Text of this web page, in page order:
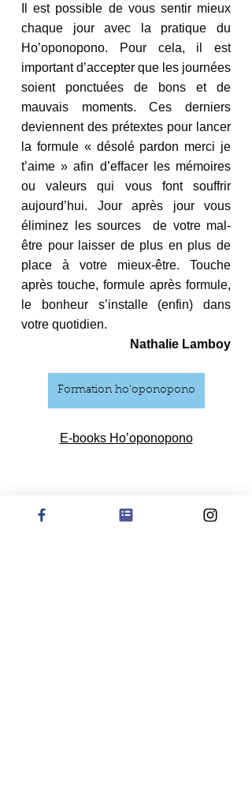
Il est possible de vous sentir mieux
chaque jour avec la pratique du
Ho’oponopono. Pour cela, il est
important d’accepter que les journées
soient ponctuées de bons et de
mauvais moments. Ces derniers
deviennent des prétextes pour lancer
la formule « désolé pardon merci je
t’aime » afin d’effacer les mémoires
ou valeurs qui vous font souffrir
aujourd’hui. Jour après jour vous
éliminez les sources  de votre mal-
être pour laisser de plus en plus de
place à votre mieux-être. Touche
après touche, formule après formule,
le bonheur s’installe (enfin) dans
votre quotidien.
Nathalie Lamboy
Formation ho’oponopono
E-books Ho’oponopono